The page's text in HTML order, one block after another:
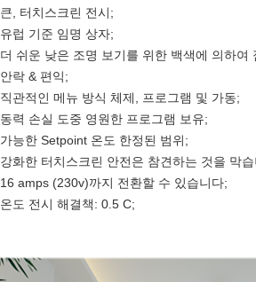
큰, 터치스크린 전시;
유럽 기준 임명 상자;
더 쉬운 낮은 조명 보기를 위한 백색에 의하여
안락 & 편익;
직관적인 메뉴 방식 체제, 프로그램 및 가동;
동력 손실 도중 영원한 프로그램 보유;
가능한 Setpoint 온도 한정된 범위;
강화한 터치스크린 안전은 참견하는 것을 막
16 amps (230v)까지 전환할 수 있습니다;
온도 전시 해결책: 0.5 C;